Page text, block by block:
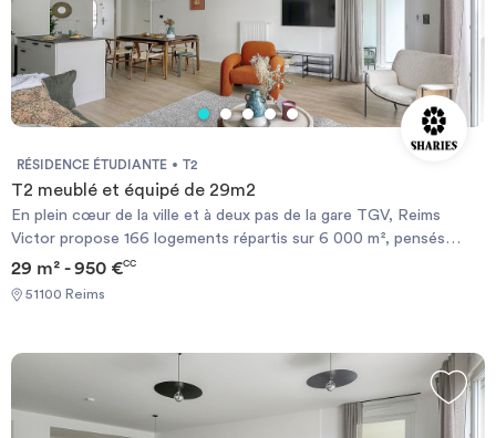
RÉSIDENCE ÉTUDIANTE T2
T2 meublé et équipé de 29m2
En plein cœur de la ville et à deux pas de la gare TGV, Reims
Victor propose 166 logements répartis sur 6 000 m², pensés
comme un véritable lieu de vie. La résidence offre des studios,
des appartements de deux pièces ou des chambres en
coworking accessibles au public. Un cadre idéal pour un quotidien
simple, confortable et stimulant.
29 m² - 950 €CC
51100 Reims